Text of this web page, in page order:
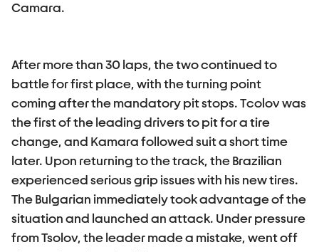
Camara.
After more than 30 laps, the two continued to
battle for first place, with the turning point
coming after the mandatory pit stops. Tсolov was
the first of the leading drivers to pit for a tire
change, and Kamara followed suit a short time
later. Upon returning to the track, the Brazilian
experienced serious grip issues with his new tires.
The Bulgarian immediately took advantage of the
situation and launched an attack. Under pressure
from Tsolov, the leader made a mistake, went off